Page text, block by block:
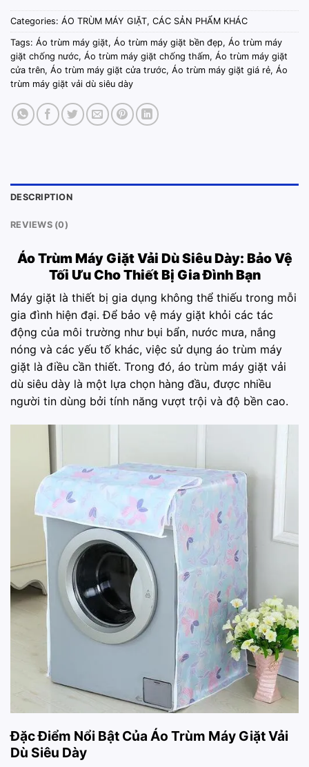
Categories: ÁO TRÙM MÁY GIẶT, CÁC SẢN PHẨM KHÁC
Tags: Áo trùm máy giặt, Áo trùm máy giặt bền đẹp, Áo trùm máy
giặt chống nước, Áo trùm máy giặt chống thấm, Áo trùm máy giặt
cửa trên, Áo trùm máy giặt cửa trước, Áo trùm máy giặt giá rẻ, Áo
trùm máy giặt vải dù siêu dày
DESCRIPTION
REVIEWS (0)
Áo Trùm Máy GiặtVải Dù Siêu Dày: Bảo Vệ
Tối Ưu Cho Thiết Bị Gia Đình Bạn
Máy giặt là thiết bị gia dụng không thể thiếu trong mỗi
gia đình hiện đại. Để bảo vệ máy giặt khỏi các tác
động của môi trường như bụi bẩn, nước mưa, nắng
nóng và các yếu tố khác, việc sử dụng áo trùm máy
giặt là điều cần thiết. Trong đó, áo trùm máy giặt vải
dù siêu dày là một lựa chọn hàng đầu, được nhiều
người tin dùng bởi tính năng vượt trội và độ bền cao.
Đặc Điểm Nổi Bật Của Áo Trùm Máy Giặt Vải
Dù Siêu Dày